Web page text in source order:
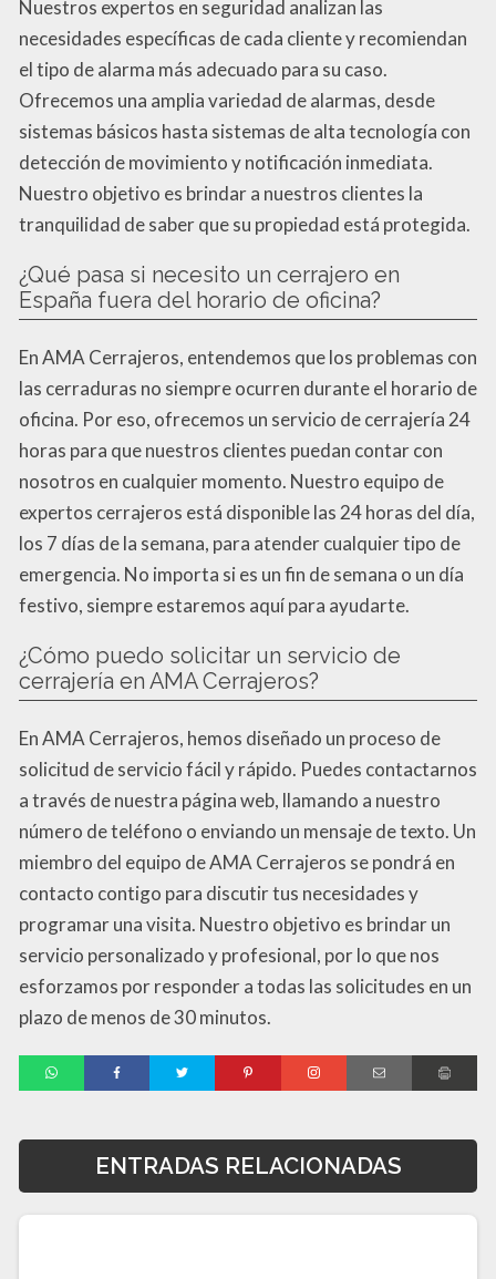
Nuestros expertos en seguridad analizan las
necesidades específicas de cada cliente y recomiendan
el tipo de alarma más adecuado para su caso.
Ofrecemos una amplia variedad de alarmas, desde
sistemas básicos hasta sistemas de alta tecnología con
detección de movimiento y notificación inmediata.
Nuestro objetivo es brindar a nuestros clientes la
tranquilidad de saber que su propiedad está protegida.
¿Qué pasa si necesito un cerrajero en
España fuera del horario de oficina?
En AMA Cerrajeros, entendemos que los problemas con
las cerraduras no siempre ocurren durante el horario de
oficina. Por eso, ofrecemos un servicio de cerrajería 24
horas para que nuestros clientes puedan contar con
nosotros en cualquier momento. Nuestro equipo de
expertos cerrajeros está disponible las 24 horas del día,
los 7 días de la semana, para atender cualquier tipo de
emergencia. No importa si es un fin de semana o un día
festivo, siempre estaremos aquí para ayudarte.
¿Cómo puedo solicitar un servicio de
cerrajería en AMA Cerrajeros?
En AMA Cerrajeros, hemos diseñado un proceso de
solicitud de servicio fácil y rápido. Puedes contactarnos
a través de nuestra página web, llamando a nuestro
número de teléfono o enviando un mensaje de texto. Un
miembro del equipo de AMA Cerrajeros se pondrá en
contacto contigo para discutir tus necesidades y
programar una visita. Nuestro objetivo es brindar un
servicio personalizado y profesional, por lo que nos
esforzamos por responder a todas las solicitudes en un
plazo de menos de 30 minutos.
ENTRADAS RELACIONADAS